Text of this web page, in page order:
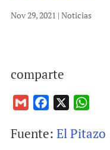
Nov 29, 2021 | Noticias
comparte
a
c
a
Fuente: El Pitazo